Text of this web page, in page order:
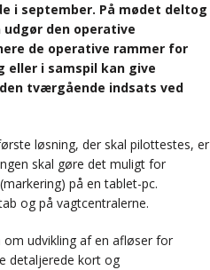
i september. På mødet deltog
den operative
de operative rammer for
i samspil kan give
tværgående indsats ved
løsning, der skal pilottestes, er
skal gøre det muligt for
på en tablet-pc.
og på vagtcentralerne.
om udvikling af en afløser for
detaljerede kort og